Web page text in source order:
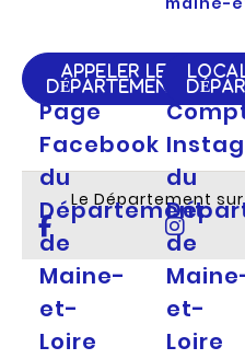
APPELER LE
DÉPARTEMENT
Le Département
Page
Facebook
du
Département
de
Maine-
et-
Loire
du
de
et-
Loire